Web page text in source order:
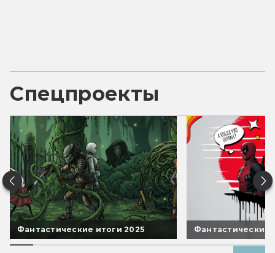
Спецпроекты
Фантастические итоги 2025 Фантастические